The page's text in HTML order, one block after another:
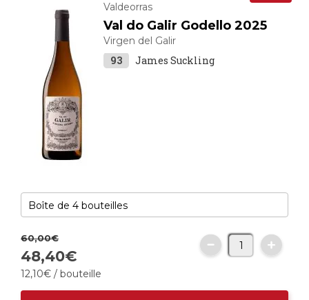
Valdeorras
Val do Galir Godello 2025
Virgen del Galir
93 James Suckling
60,00€
48,40€
12,10€ / bouteille